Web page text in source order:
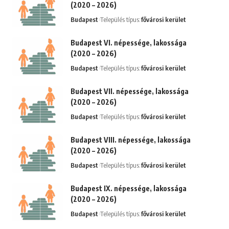
(2020 – 2026)
Budapest Település típus:fővárosi kerület
Budapest VI. népessége, lakossága
(2020 – 2026)
Budapest Település típus:fővárosi kerület
Budapest VII. népessége, lakossága
(2020 – 2026)
Budapest Település típus:fővárosi kerület
Budapest VIII. népessége, lakossága
(2020 – 2026)
Budapest Település típus:fővárosi kerület
Budapest IX. népessége, lakossága
(2020 – 2026)
Budapest Település típus:fővárosi kerület